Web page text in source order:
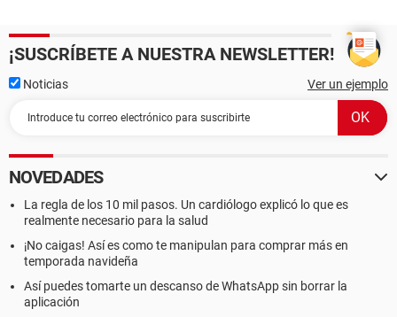
¡SUSCRÍBETE A NUESTRA NEWSLETTER!
Noticias Ver un ejemplo
NOVEDADES
La regla de los 10 mil pasos. Un cardiólogo explicó lo que es
realmente necesario para la salud
¡No caigas! Así es como te manipulan para comprar más en
temporada navideña
Así puedes tomarte un descanso de WhatsApp sin borrar la
aplicación